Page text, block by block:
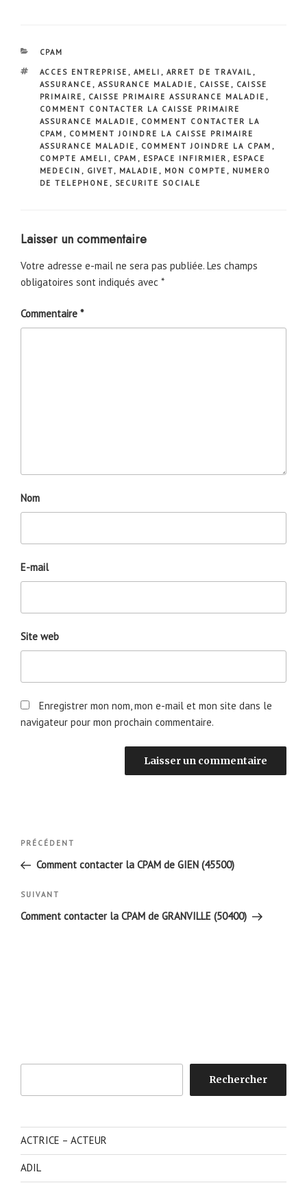
CATÉGORIES
CPAM
ÉTIQUETTES
ACCES ENTREPRISE , AMELI , ARRET DE TRAVAIL ,
ASSURANCE , ASSURANCE MALADIE , CAISSE , CAISSE
PRIMAIRE , CAISSE PRIMAIRE ASSURANCE MALADIE ,
COMMENT CONTACTER LA CAISSE PRIMAIRE
ASSURANCE MALADIE , COMMENT CONTACTER LA
CPAM , COMMENT JOINDRE LA CAISSE PRIMAIRE
ASSURANCE MALADIE , COMMENT JOINDRE LA CPAM ,
COMPTE AMELI , CPAM , ESPACE INFIRMIER , ESPACE
MEDECIN , GIVET, MALADIE , MON COMPTE , NUMERO
DE TELEPHONE , SECURITE SOCIALE
Laisser un commentaire
Votre adresse e-mail ne sera pas publiée. Les champs
obligatoires sont indiqués avec *
Commentaire *
Nom
E-mail
Site web
Enregistrer mon nom, mon e-mail et mon site dans le
navigateur pour mon prochain commentaire.
Navigation
l’article
Article
précédent
PRÉCÉDENT
Comment contacter la CPAM de GIEN (45500)
Article
suivant
SUIVANT
Comment contacter la CPAM de GRANVILLE (50400)
Rechercher
ACTRICE – ACTEUR
ADIL